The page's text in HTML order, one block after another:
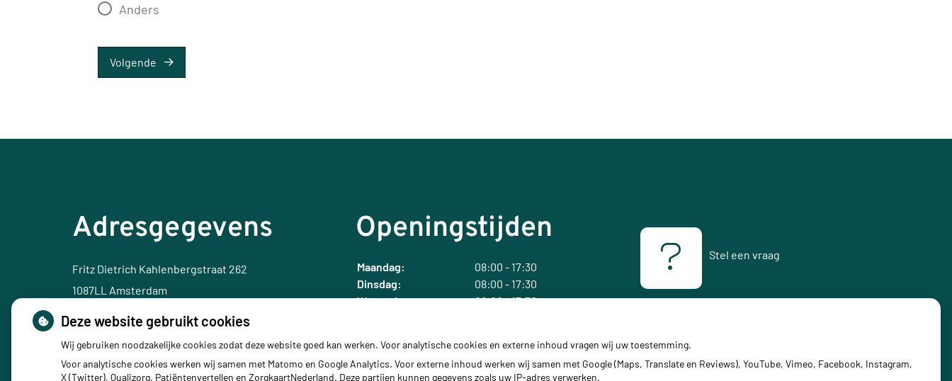
Anders
Volgende
Adresgegevens
Fritz Dietrich Kahlenbergstraat 262
1087LL Amsterdam
020 80 33 000
E-mail:apotheekijburgzuid@ezorg.nl
Openingstijden
Maandag:
08:00 - 17:30
Dinsdag:
08:00 - 17:30
Woensdag:
08:00 - 17:30
Stel een vraag
Deze website gebruikt cookies
Wij gebruiken noodzakelijke cookies zodat deze website goed kan werken. Voor analytische cookies en externe inhoud vragen wij uw toestemming.
Voor analytische cookies werken wij samen met Matomo en Google Analytics. Voor externe inhoud werken wij samen met Google (Maps, Translate en Reviews), YouTube, Vimeo, Facebook, Instagram,
X (Twitter), Qualizorg, Patiëntenvertellen en ZorgkaartNederland. Deze partijen kunnen gegevens zoals uw IP-adres verwerken.